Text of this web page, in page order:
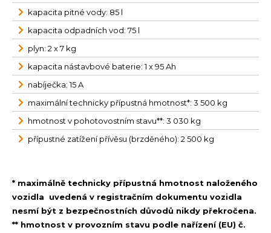
kapacita pitné vody: 85 l
kapacita odpadních vod: 75 l
plyn: 2 x 7 kg
kapacita nástavbové baterie: 1 x 95 Ah
nabíječka: 15 A
maximální technicky přípustná hmotnost*: 3 500 kg
hmotnost v pohotovostním stavu**: 3 030 kg
přípustné zatížení přívěsu (brzděného): 2 500 kg
* maximálně technicky přípustná hmotnost naloženého
vozidla uvedená v registračním dokumentu vozidla
nesmí být z bezpečnostních důvodů nikdy překročena.
** hmotnost v provozním stavu podle nařízení (EU) č.